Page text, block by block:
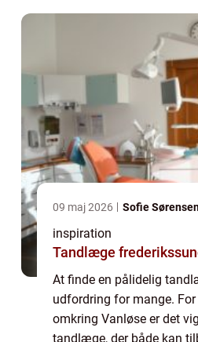
09 maj 2026 Sofie
inspiration
Tandlæge
At finde en pålidelig
udfordring for mange. For
omkring Vanløse er det
tandlæge, der både kan